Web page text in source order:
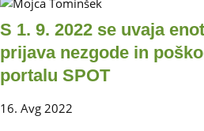
S 1. 9. 2022 se uvaja
prijava nezgode in
portalu SPOT
16. Avg 2022